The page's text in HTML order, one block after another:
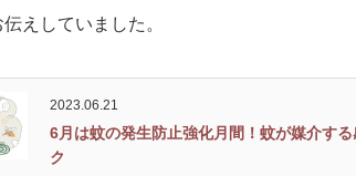
えしていました。
2023.06.21
6月は蚊の発生防止強化月間！蚊が媒介す
ク